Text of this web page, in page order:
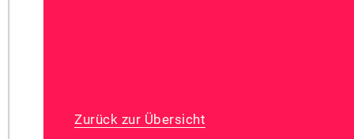
Zurück zur Übersicht